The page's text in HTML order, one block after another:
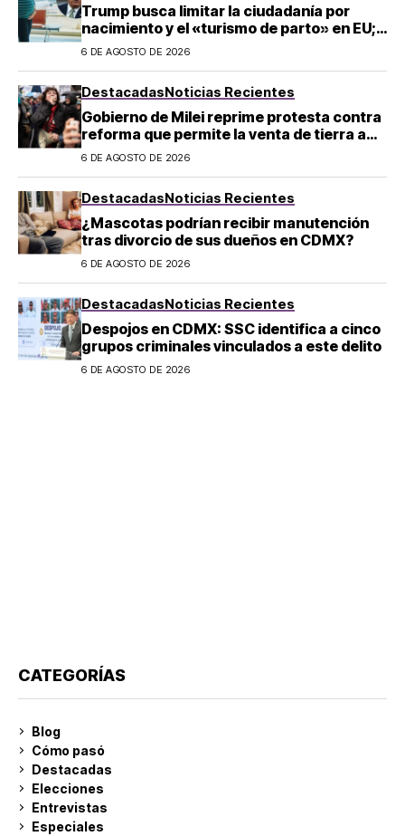
Trump busca limitar la ciudadanía por
nacimiento y el «turismo de parto» en EU;
¿a quién afecta?
6 DE AGOSTO DE 2026
DestacadasNoticias Recientes
Gobierno de Milei reprime protesta contra
reforma que permite la venta de tierra a
extranjeros en Argentina
6 DE AGOSTO DE 2026
DestacadasNoticias Recientes
¿Mascotas podrían recibir manutención
tras divorcio de sus dueños en CDMX?
6 DE AGOSTO DE 2026
DestacadasNoticias Recientes
Despojos en CDMX: SSC identifica a cinco
grupos criminales vinculados a este delito
6 DE AGOSTO DE 2026
CATEGORÍAS
Blog
Cómo pasó
Destacadas
Elecciones
Entrevistas
Especiales